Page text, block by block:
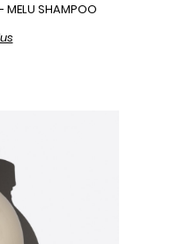
MELU SHAMPOO